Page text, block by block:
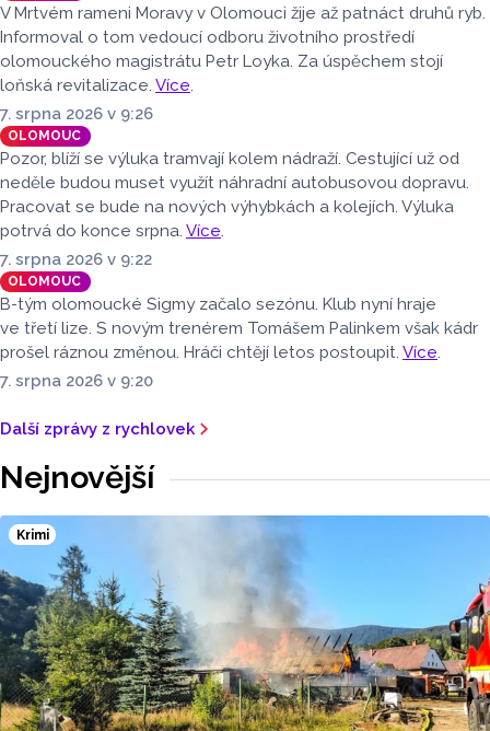
V Mrtvém rameni Moravy v Olomouci žije až patnáct druhů ryb.
Informoval o tom vedoucí odboru životního prostředí
olomouckého magistrátu Petr Loyka. Za úspěchem stojí
loňská revitalizace. Více.
7. srpna 2026 v 9:26
OLOMOUC
Pozor, blíží se výluka tramvají kolem nádraží. Cestující už od
neděle budou muset využít náhradní autobusovou dopravu.
Pracovat se bude na nových výhybkách a kolejích. Výluka
potrvá do konce srpna. Více.
7. srpna 2026 v 9:22
OLOMOUC
B-tým olomoucké Sigmy začalo sezónu. Klub nyní hraje
ve třetí lize. S novým trenérem Tomášem Palinkem však kádr
prošel ráznou změnou. Hráči chtějí letos postoupit. Více.
7. srpna 2026 v 9:20
Další zprávy z rychlovek
Nejnovější
Krimi